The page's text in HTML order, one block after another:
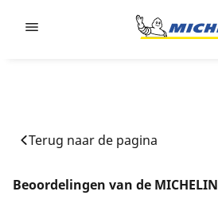
Terug naar de pagina
Beoordelingen van de MICHELIN